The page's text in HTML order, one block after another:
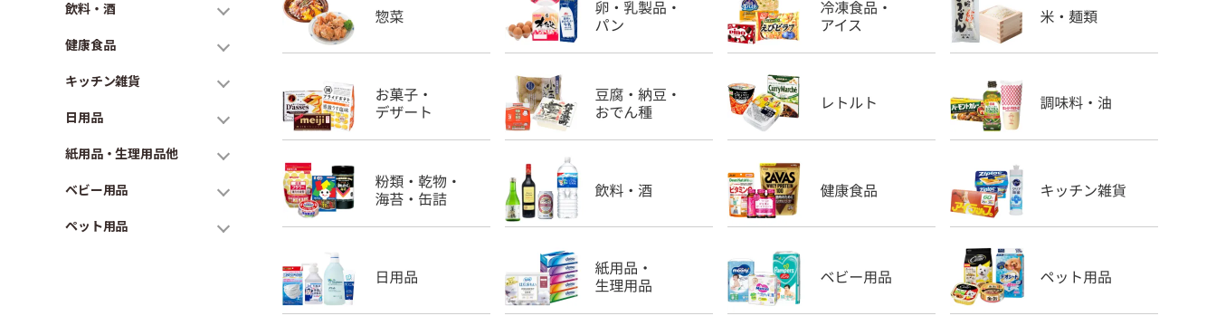
飲料・酒
健康食品
キッチン雑貨
日用品
紙用品・生理用品他
ベビー用品
ペット用品